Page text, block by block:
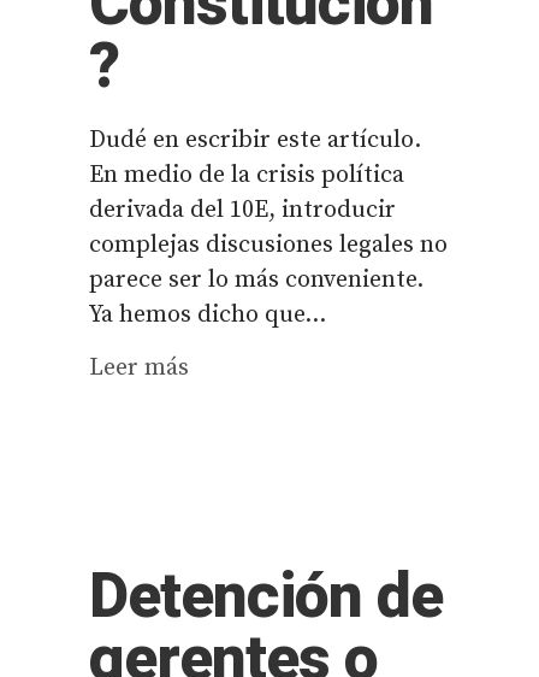
?
Dudé en escribir este artículo.
En medio de la crisis política
derivada del 10E, introducir
complejas discusiones legales no
parece ser lo más conveniente.
Ya hemos dicho que...
Leer más
Detención de